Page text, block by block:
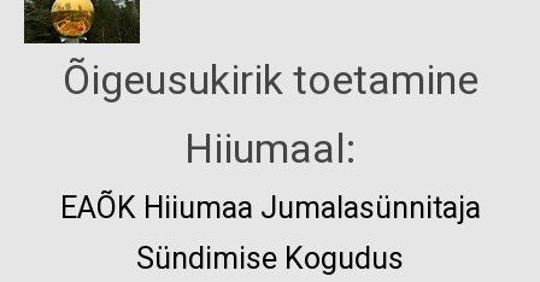
Õigeusukirik toetamine
Hiiumaal:
EAÕK Hiiumaa Jumalasünnitaja
Sündimise Kogudus